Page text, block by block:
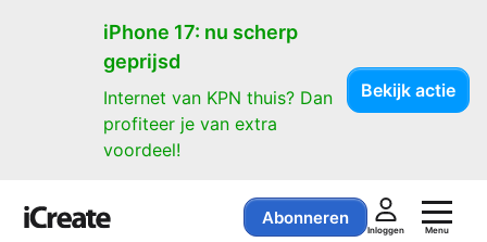
iPhone 17: nu scherp
geprijsd
Internet van KPN thuis? Dan
profiteer je van extra
voordeel!
Bekijk actie
Abonneren
Inloggen Menu